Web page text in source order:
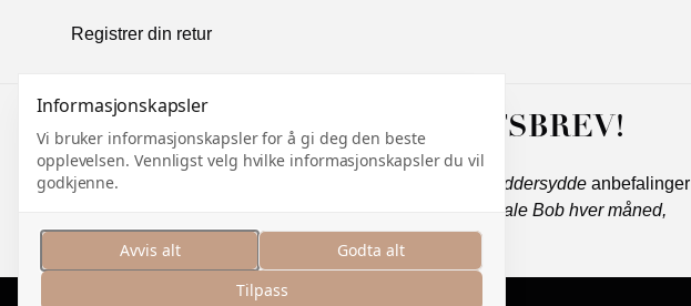
Registrer din retur
MELD DEG PÅ VÅRT NYHETSBREV!
Meld deg på og motta nyhetsbrev med inspirasjon, skreddersydde anbefalinger
i nyheter. Med nye kolleksjoner fra Hale Bob hver måned,
holder vi deg alltid oppdatert på det siste.
Informasjonskapsler
Vi bruker informasjonskapsler for å gi deg den beste
opplevelsen. Vennligst velg hvilke informasjonskapsler du vil
godkjenne.
Avvis alt
Godta alt
Tilpass